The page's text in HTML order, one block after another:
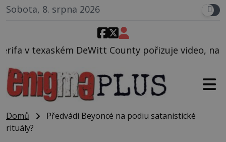
Sobota, 8. srpna 2026
County pořizuje video, na kterém před jeho
Domů
Předvádí Beyoncé na podiu satanistické
rituály?